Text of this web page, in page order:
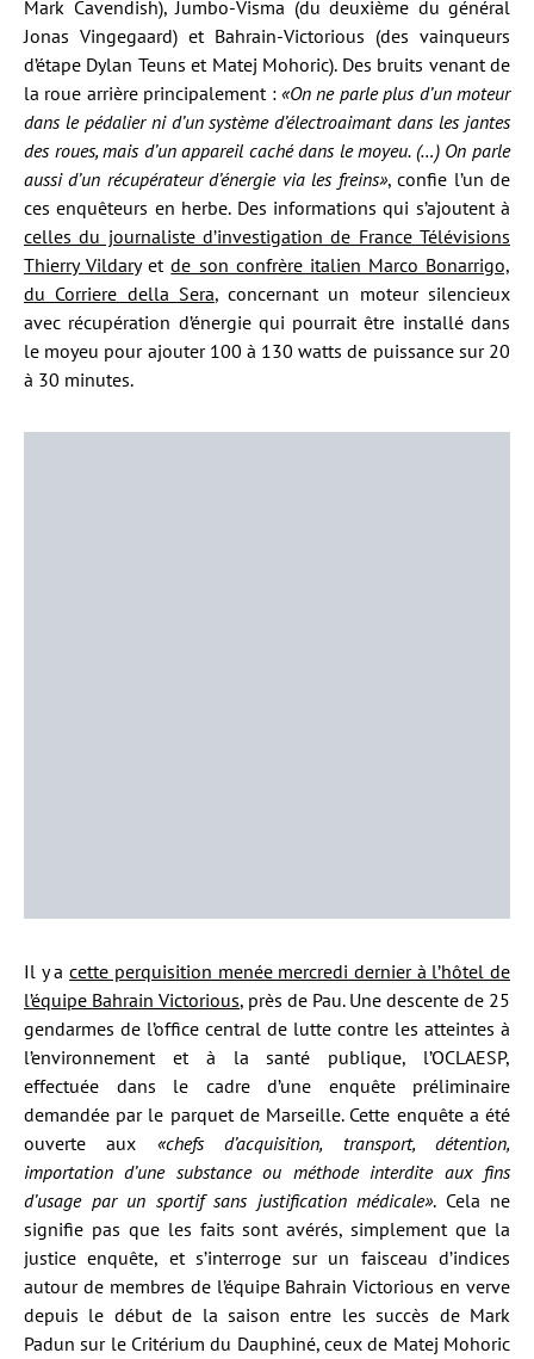
Mark Cavendish), Jumbo-Visma (du deuxième du général
Jonas Vingegaard) et Bahrain-Victorious (des vainqueurs
d’étape Dylan Teuns et Matej Mohoric). Des bruits venant de
la roue arrière principalement : «On ne parle plus d’un moteur
dans le pédalier ni d’un système d’électroaimant dans les jantes
des roues, mais d’un appareil caché dans le moyeu. (…) On parle
aussi d’un récupérateur d’énergie via les freins», confie l’un de
ces enquêteurs en herbe. Des informations qui s’ajoutent à
celles du journaliste d’investigation de France Télévisions
Thierry Vildaryetde son confrère italien Marco Bonarrigo,
du Corriere della Sera, concernant un moteur silencieux
avec récupération d’énergie qui pourrait être installé dans
le moyeu pour ajouter 100 à 130 watts de puissance sur 20
à 30 minutes.
Il y acette perquisition menée mercredi dernier à l’hôtel de
l’équipe Bahrain Victorious, près de Pau. Une descente de 25
gendarmes de l’office central de lutte contre les atteintes à
l’environnement et à la santé publique, l’OCLAESP,
effectuée dans le cadre d’une enquête préliminaire
demandée par le parquet de Marseille. Cette enquête a été
ouverte aux «chefs d’acquisition, transport, détention,
importation d’une substance ou méthode interdite aux fins
d’usage par un sportif sans justification médicale». Cela ne
signifie pas que les faits sont avérés, simplement que la
justice enquête, et s’interroge sur un faisceau d’indices
autour de membres de l’équipe Bahrain Victorious en verve
depuis le début de la saison entre les succès de Mark
Padun sur le Critérium du Dauphiné, ceux de Matej Mohoric